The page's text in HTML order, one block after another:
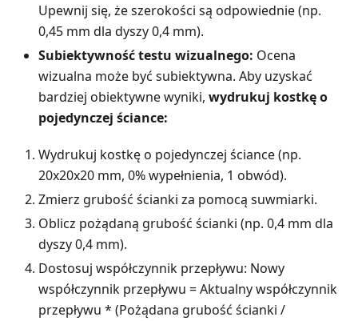
Upewnij się, że szerokości są odpowiednie (np.
0,45 mm dla dyszy 0,4 mm).
Subiektywność testu wizualnego: Ocena
wizualna może być subiektywna. Aby uzyskać
bardziej obiektywne wyniki, wydrukuj kostkę o
pojedynczej ściance:
Wydrukuj kostkę o pojedynczej ściance (np.
20x20x20 mm, 0% wypełnienia, 1 obwód).
Zmierz grubość ścianki za pomocą suwmiarki.
Oblicz pożądaną grubość ścianki (np. 0,4 mm dla
dyszy 0,4 mm).
Dostosuj współczynnik przepływu: Nowy
współczynnik przepływu = Aktualny współczynnik
przepływu * (Pożądana grubość ścianki /